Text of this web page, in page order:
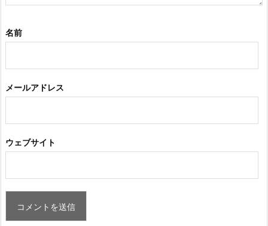
名前
メールアドレス
ウェブサイト